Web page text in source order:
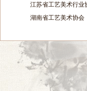
江苏省工艺美术行业
湖南省工艺美术协会